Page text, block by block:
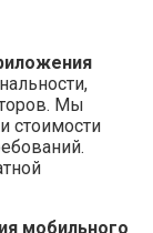
Мы
стоимости
мобильного